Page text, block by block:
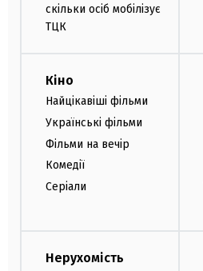
скільки осіб мобілізує
ТЦК
Кіно
Найцікавіші фільми
Українські фільми
Фільми на вечір
Комедії
Серіали
Нерухомість